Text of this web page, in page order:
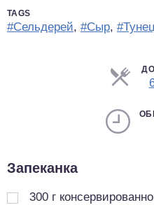
TAGS
#Сельдерей, #Сыр,
Запеканка
300 г